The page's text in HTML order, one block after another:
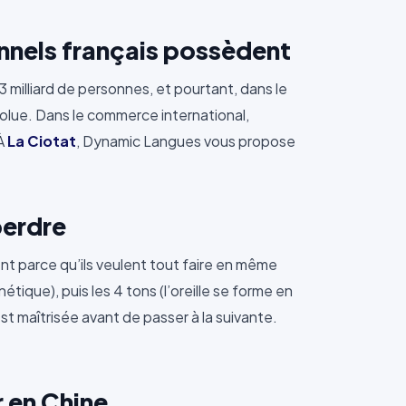
français possèdent
milliard de personnes, et pourtant, dans le
Dans le commerce international,
La Ciotat, Dynamic Langues vous propose
parce qu’ils veulent tout faire en même
puis les 4 tons (l’oreille se forme en
maîtrisée avant de passer à la suivante.